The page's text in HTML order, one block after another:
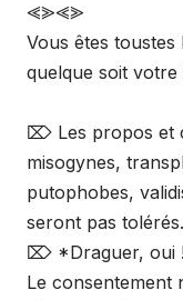
⪡⪢⪡⪢
Vous êtes toustes
quelque soit votre
⌦ Les propos et
misogynes,
putophobes,
seront pas tolérés.
⌦ *Draguer, oui !
Le consentement